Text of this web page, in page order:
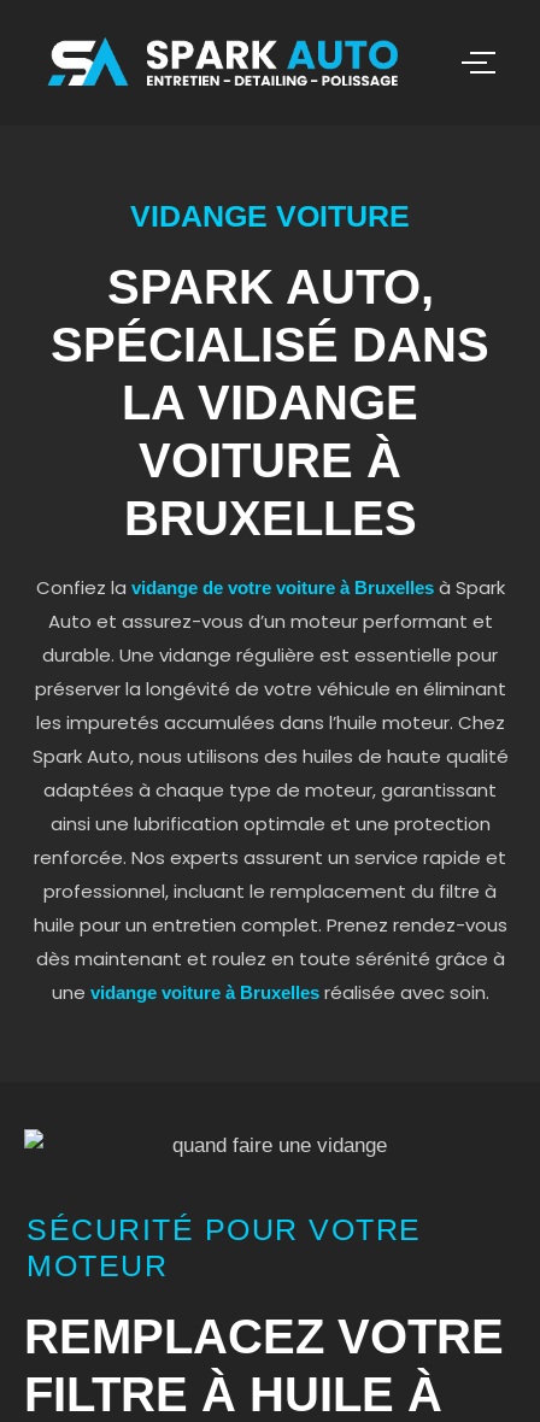
VIDANGE VOITURE
SPARK AUTO,
SPÉCIALISÉ DANS
LA VIDANGE
VOITURE À
BRUXELLES
Confiez la vidange de votre voiture à Bruxellesà Spark
Auto et assurez-vous d’un moteur performant et
durable. Une vidange régulière est essentielle pour
préserver la longévité de votre véhicule en éliminant
les impuretés accumulées dans l’huile moteur. Chez
Spark Auto, nous utilisons des huiles de haute qualité
adaptées à chaque type de moteur, garantissant
ainsi une lubrification optimale et une protection
renforcée. Nos experts assurent un service rapide et
professionnel, incluant le remplacement du filtre à
huile pour un entretien complet. Prenez rendez-vous
dès maintenant et roulez en toute sérénité grâce à
une vidange voiture à Bruxellesréalisée avec soin.
SÉCURITÉ POUR VOTRE
MOTEUR
REMPLACEZ VOTRE
FILTRE À HUILE À